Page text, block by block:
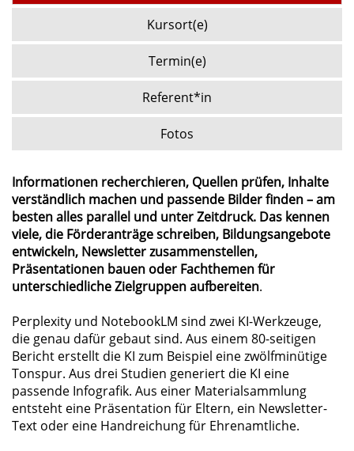
Kursort(e)
Termin(e)
Referent*in
Fotos
Informationen recherchieren, Quellen prüfen, Inhalte
verständlich machen und passende Bilder finden – am
besten alles parallel und unter Zeitdruck. Das kennen
viele, die Förderanträge schreiben, Bildungsangebote
entwickeln, Newsletter zusammenstellen,
Präsentationen bauen oder Fachthemen für
unterschiedliche Zielgruppen aufbereiten.
Perplexity und NotebookLM sind zwei KI-Werkzeuge,
die genau dafür gebaut sind. Aus einem 80-seitigen
Bericht erstellt die KI zum Beispiel eine zwölfminütige
Tonspur. Aus drei Studien generiert die KI eine
passende Infografik. Aus einer Materialsammlung
entsteht eine Präsentation für Eltern, ein Newsletter-
Text oder eine Handreichung für Ehrenamtliche.